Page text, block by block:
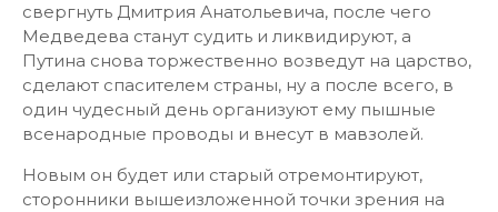
свергнуть Дмитрия Анатольевича, после чего
Медведева станут судить и ликвидируют, а
Путина снова торжественно возведут на царство,
сделают спасителем страны, ну а после всего, в
один чудесный день организуют ему пышные
всенародные проводы и внесут в мавзолей.
Новым он будет или старый отремонтируют,
сторонники вышеизложенной точки зрения на